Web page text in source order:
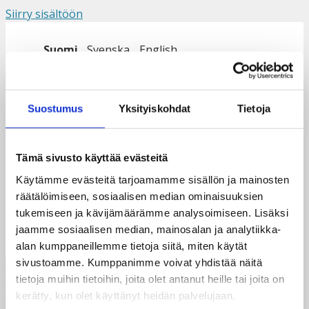
Suostumus Yksityiskohdat Tietoja
Tämä sivusto käyttää evästeitä
Käytämme evästeitä tarjoamamme sisällön ja mainosten
räätälöimiseen, sosiaalisen median ominaisuuksien
tukemiseen ja kävijämäärämme analysoimiseen. Lisäksi
jaamme sosiaalisen median, mainosalan ja analytiikka-
alan kumppaneillemme tietoja siitä, miten käytät
sivustoamme. Kumppanimme voivat yhdistää näitä
tietoja muihin tietoihin, joita olet antanut heille tai joita on
kerätty, kun olet käyttänyt heidän palvelujaan.
Siirry sisältöön
Suomi Svenska English